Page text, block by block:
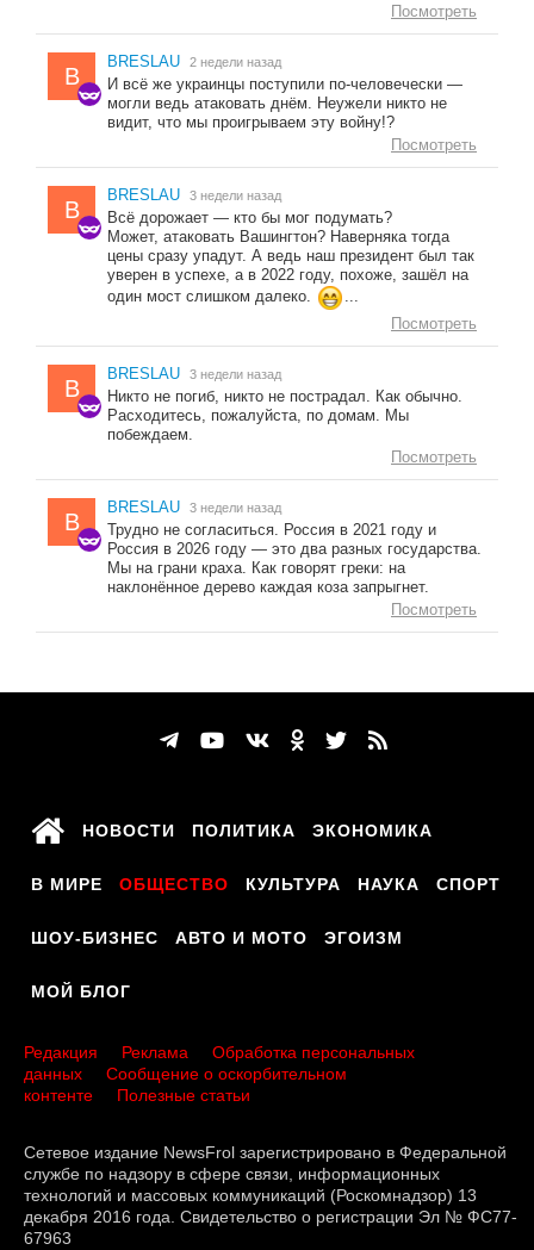
Посмотреть
B
BRESLAU 2 недели назад
И всё же украинцы поступили по-человечески —
могли ведь атаковать днём. Неужели никто не
видит, что мы проигрываем эту войну!?
Посмотреть
B
BRESLAU 3 недели назад
Всё дорожает — кто бы мог подумать?
Может, атаковать Вашингтон? Наверняка тогда
цены сразу упадут. А ведь наш президент был так
уверен в успехе, а в 2022 году, похоже, зашёл на
один мост слишком далеко.
...
Посмотреть
B
BRESLAU 3 недели назад
Никто не погиб, никто не пострадал. Как обычно.
Расходитесь, пожалуйста, по домам. Мы
побеждаем.
Посмотреть
B
BRESLAU 3 недели назад
Трудно не согласиться. Россия в 2021 году и
Россия в 2026 году — это два разных государства.
Мы на грани краха. Как говорят греки: на
наклонённое дерево каждая коза запрыгнет.
Посмотреть
НОВОСТИ ПОЛИТИКА ЭКОНОМИКА
В МИРЕ ОБЩЕСТВО КУЛЬТУРА НАУКА СПОРТ
ШОУ-БИЗНЕС АВТО И МОТО ЭГОИЗМ
МОЙ БЛОГ
Редакция Реклама
Обработка персональных
данных
Сообщение о оскорбительном
контенте
Полезные статьи
Сетевое издание NewsFrol зарегистрировано в Федеральной
службе по надзору в сфере связи, информационных
технологий и массовых коммуникаций (Роскомнадзор) 13
декабря 2016 года. Свидетельство о регистрации Эл № ФС77-
67963